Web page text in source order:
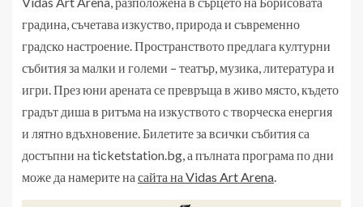
градина, съчетава изкуство, природа и съвременно
градско настроение. Пространството предлага културни
събития за малки и големи – театър, музика, литература и
игри. През юни арената се превръща в живо място, където
градът диша в ритъма на изкуството с творческа енергия
и лятно вдъхновение. Билетите за всички събития са
достъпни на ticketstation.bg, а пълната програма по дни
може да намерите на сайта на Vidas Art Arena